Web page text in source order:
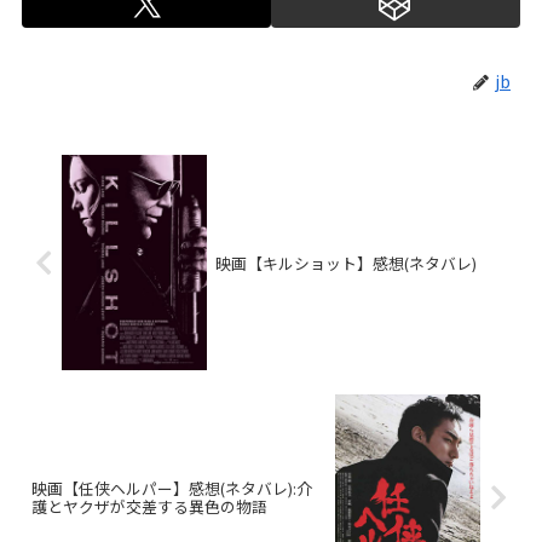
jb
映画【キルショット】感想(ネタバレ)
映画【任侠ヘルパー】感想(ネタバレ):介
護とヤクザが交差する異色の物語